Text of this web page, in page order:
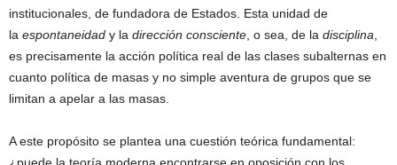
institucionales, de fundadora de Estados. Esta unidad de
la espontaneidad y la dirección consciente , o sea, de la disciplina
es precisamente la acción política real de las clases subalternas en
cuanto política de masas y no simple aventura de grupos que se
limitan a apelar a las masas.
A este propósito se plantea una cuestión teórica fundamental: